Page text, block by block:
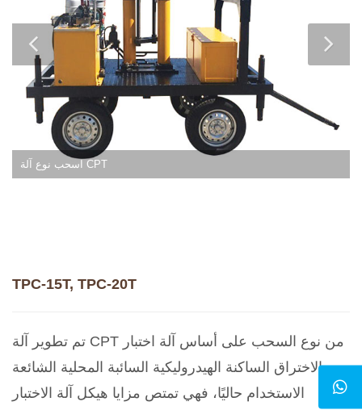
اسحب نوع آلة CPT
TPC-15T, TPC-20T
تم تطوير آلة CPT من نوع السحب على أساس آلة اختبار
الاختراق الساكنة الهيدروليكية السائبة المحلية الشائعة
الاستخدام حاليًا، فهي تمتص مزايا هيكل آلة الاختبار